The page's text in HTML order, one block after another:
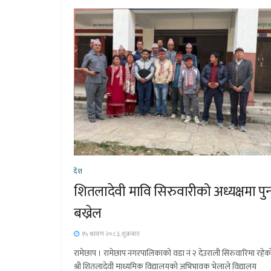
देश
शितलादेवी मावि सिरुवारीको अध्यक्षमा
बख्रेल
१५ श्रावण २०८३, शुक्रबार
रामेछाप । रामेछाप नगरपालिकाको वडा नं २ देउराली सिरुवारिमा
श्री शितलादेवी माध्यमिक विद्यालयको अभिभावक भेलाले विद्यालय